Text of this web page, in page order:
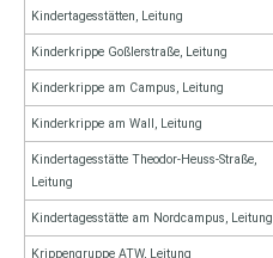
Kindertagesstätten, Leitung
Kinderkrippe Goßlerstraße, Leitung
Kinderkrippe am Campus, Leitung
Kinderkrippe am Wall, Leitung
Kindertagesstätte Theodor-Heuss-Straße,
Leitung
Kindertagesstätte am Nordcampus, Leitung
Krippengruppe ATW, Leitung